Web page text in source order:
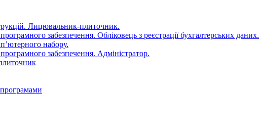
Лицювальник-плиточник.
забезпечення. Обліковець з реєстрації бухгалтерських даних.
набору.
забезпечення. Адміністратор.